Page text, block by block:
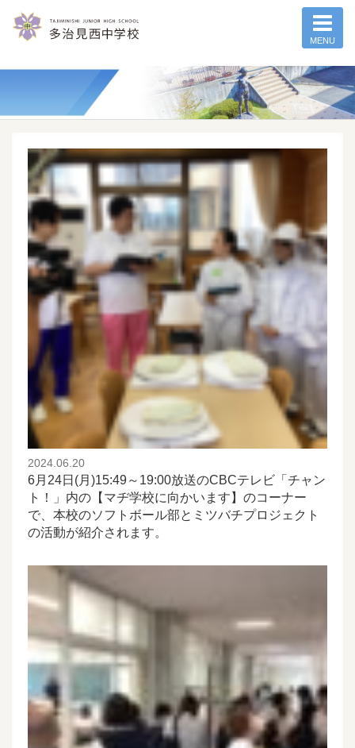
MENU
2024.06.20
6月24日(月)15:49～19:00放送のCBCテレビ「チャン
ト！」内の【マヂ学校に向かいます】のコーナー
で、本校のソフトボール部とミツバチプロジェクト
の活動が紹介されます。